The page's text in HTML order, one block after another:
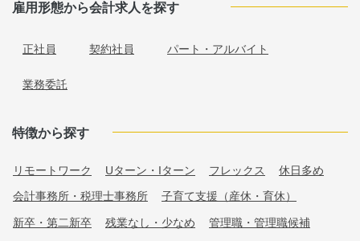
雇用形態から会計求人を探す
正社員 契約社員 パート・アルバイト
業務委託
特徴から探す
リモートワーク Uターン・Iターン フレックス 休日多め
会計事務所・税理士事務所 子育て支援（産休・育休）
新卒・第二新卒 残業なし・少なめ 管理職・管理職候補